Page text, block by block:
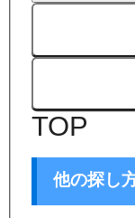
TOP
他の探し